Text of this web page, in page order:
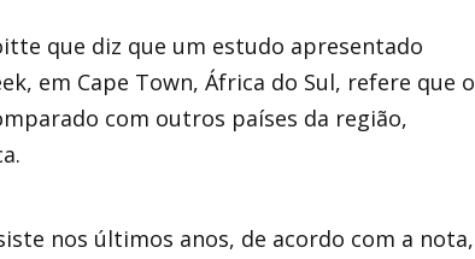
que diz que um estudo apresentado
em Cape Town, África do Sul, refere que o
com outros países da região,
nos últimos anos, de acordo com a nota,